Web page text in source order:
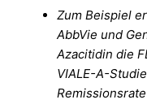
Zum Beispiel
AbbVie und
Azacitidin die
VIALE-A-